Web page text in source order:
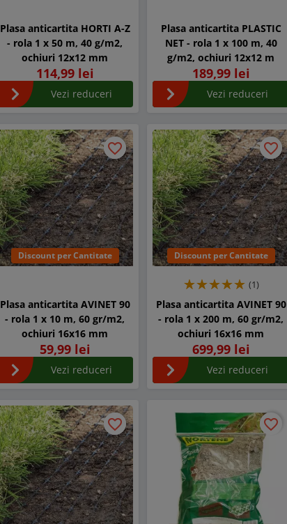
Plasa anticartita HORTI A-Z
- rola 1 x 50 m, 40 g/m2,
ochiuri 12x12 mm
114,99 lei
Vezi reduceri
Plasa anticartita PLASTIC
NET - rola 1 x 100 m, 40
g/m2, ochiuri 12x12 m
189,99 lei
Vezi reduceri
Discount per Cantitate
favorite_border
favorite_border
Plasa anticartita AVINET 90
- rola 1 x 10 m, 60 gr/m2,
ochiuri 16x16 mm
59,99 lei
Vezi reduceri
Discount per Cantitate
favorite_border
favorite_border
(1)
Plasa anticartita AVINET 90
- rola 1 x 200 m, 60 gr/m2,
ochiuri 16x16 mm
699,99 lei
Vezi reduceri
favorite_border
favorite_border favorite_border
favorite_border